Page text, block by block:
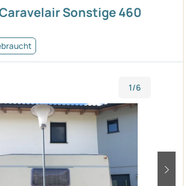
Sonstige 460
1/6